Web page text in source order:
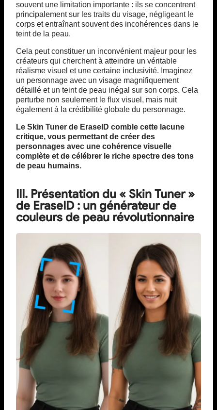
souvent une limitation importante : ils se concentrent
principalement sur les traits du visage, négligeant le
corps et entraînant souvent des incohérences dans le
teint de la peau.
Cela peut constituer un inconvénient majeur pour les
créateurs qui cherchent à atteindre un véritable
réalisme visuel et une certaine inclusivité. Imaginez
un personnage avec un visage magnifiquement
détaillé et un teint de peau inégal sur son corps. Cela
perturbe non seulement le flux visuel, mais nuit
également à la crédibilité globale du personnage.
Le Skin Tuner de EraseID comble cette lacune
critique, vous permettant de créer des
personnages avec une cohérence visuelle
complète et de célébrer le riche spectre des tons
de peau humains.
III. Présentation du « Skin Tuner »
de EraseID : un générateur de
couleurs de peau révolutionnaire